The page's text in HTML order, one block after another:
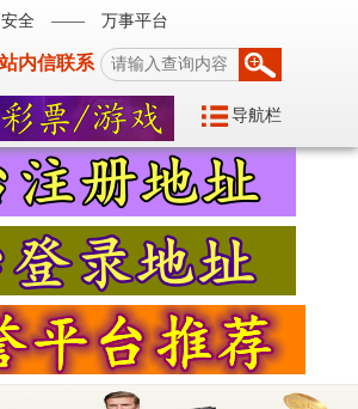
安全 —— 万事平台
站内信联系
导航栏